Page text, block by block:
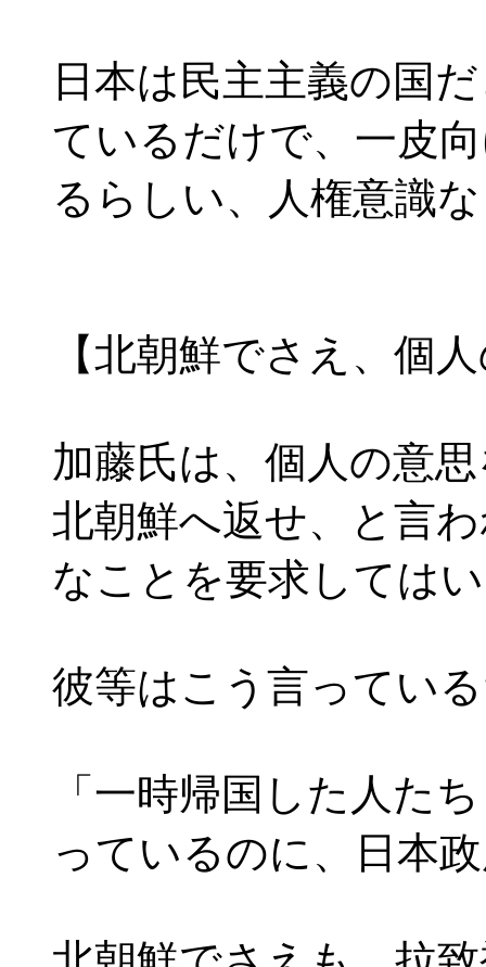
日本は民主主義の国
ているだけで、一皮
るらしい、人権意識
【北朝鮮でさえ、個
加藤氏は、個人の意
北朝鮮へ返せ、と言
なことを要求しては
彼等はこう言ってい
「一時帰国した人た
っているのに、日本